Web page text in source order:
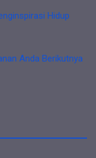
Hidup
Anda Berikutnya